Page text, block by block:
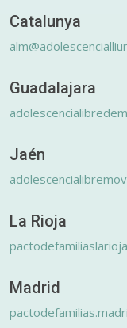
Catalunya
Guadalajara
Jaén
La Rioja
Madrid